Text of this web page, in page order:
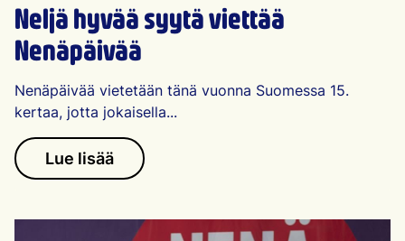
Neljä hyvää syytä viettää
Nenäpäivää
Nenäpäivää vietetään tänä vuonna Suomessa 15.
kertaa, jotta jokaisella...
Lue lisää